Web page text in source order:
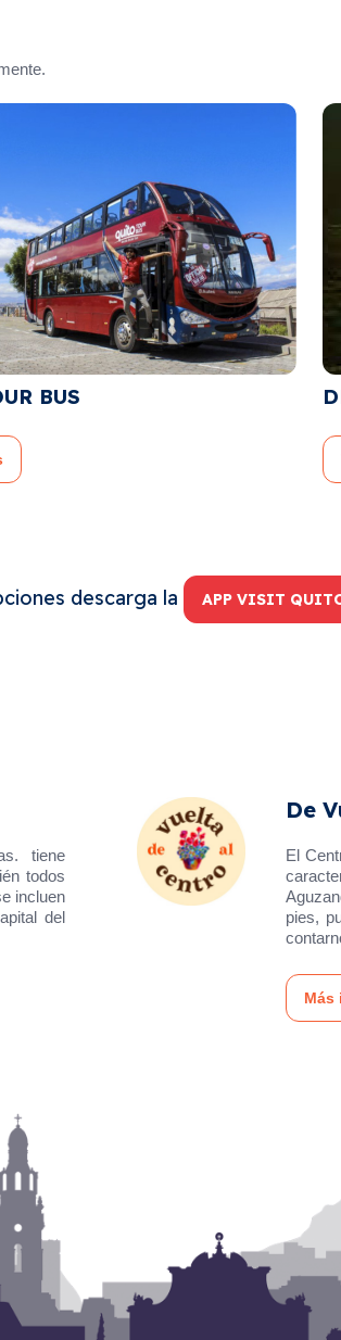
DESTINATION
descarga la APP VISIT
tiene
todos
incluen
del
De
El
pies,
Más